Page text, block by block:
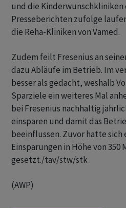
und die Kinderwunschkliniken
Presseberichten zufolge
die Reha-Kliniken von Vamed.
Zudem feilt Fresenius an
dazu Abläufe im Betrieb. Im
besser als gedacht, weshalb
Sparziele ein weiteres Mal
bei Fresenius nachhaltig
einsparen und damit das
beeinflussen. Zuvor hatte sich
Einsparungen in Höhe von
gesetzt./tav/stw/stk
(AWP)